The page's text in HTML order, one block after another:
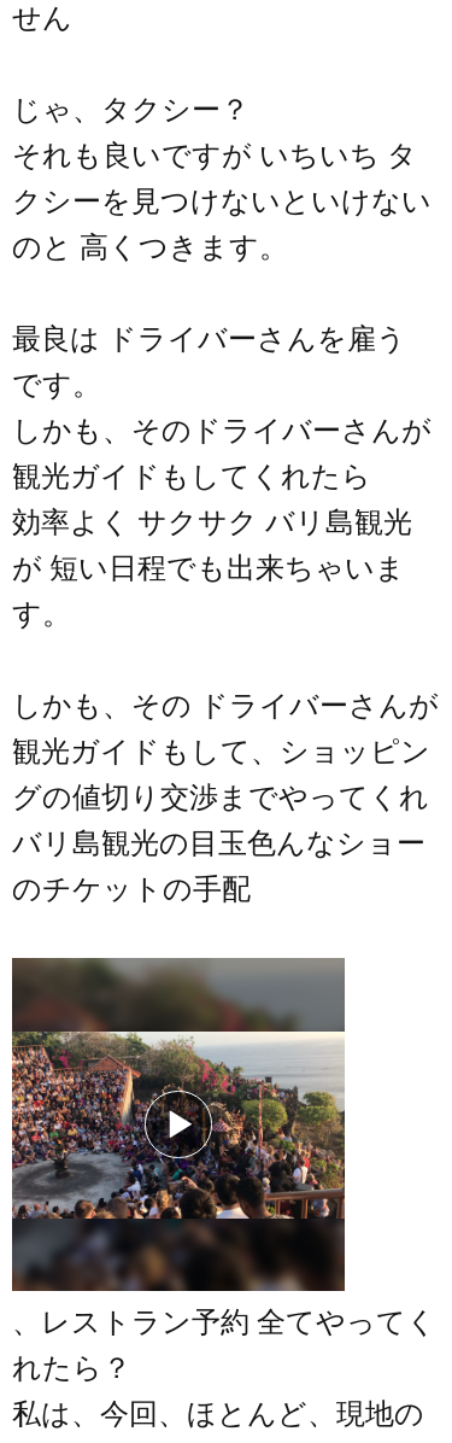
せん
じゃ、タクシー？
それも良いですが いちいち タ
クシーを見つけないといけない
のと 高くつきます。
最良は ドライバーさんを雇う
です。
しかも、そのドライバーさんが
観光ガイドもしてくれたら
効率よく サクサク バリ島観光
が 短い日程でも出来ちゃいま
す。
しかも、その ドライバーさんが
観光ガイドもして、ショッピン
グの値切り交渉までやってくれ
バリ島観光の目玉色んなショー
のチケットの手配
、レストラン予約 全てやってく
れたら？
私は、今回、ほとんど、現地の